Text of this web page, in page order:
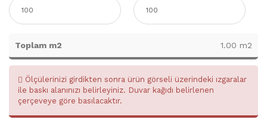
Toplam m2 1.00 m2
Ölçülerinizi girdikten sonra ürün görseli üzerindeki ızgaralar
ile baskı alanınızı belirleyiniz. Duvar kağıdı belirlenen
çerçeveye göre basılacaktır.